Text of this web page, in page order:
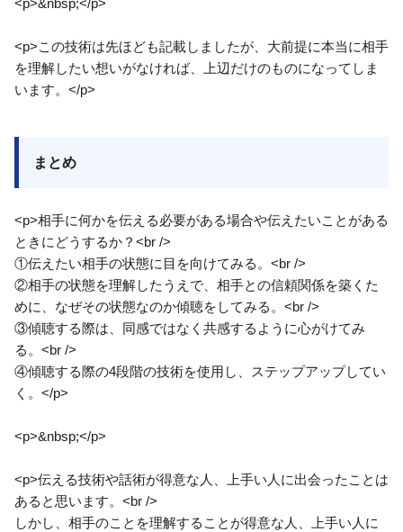
<p>&nbsp;</p>
<p>この技術は先ほども記載しましたが、大前提に本当に相手
を理解したい想いがなければ、上辺だけのものになってしま
います。</p>
まとめ
<p>相手に何かを伝える必要がある場合や伝えたいことがある
ときにどうするか？<br />
①伝えたい相手の状態に目を向けてみる。<br />
②相手の状態を理解したうえで、相手との信頼関係を築くた
めに、なぜその状態なのか傾聴をしてみる。<br />
③傾聴する際は、同感ではなく共感するように心がけてみ
る。<br />
④傾聴する際の4段階の技術を使用し、ステップアップしてい
く。</p>
<p>&nbsp;</p>
<p>伝える技術や話術が得意な人、上手い人に出会ったことは
あると思います。<br />
しかし、相手のことを理解することが得意な人、上手い人に